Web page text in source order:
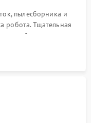
пылесборника и
робота. Тщательная
и плат от
животных с